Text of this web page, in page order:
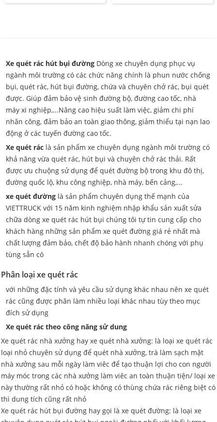
Xe quét rác hút bụi đường Dòng xe chuyên dụng phục vụ
ngành môi trường có các chức năng chính là phun nước chống
bụi, quét rác, hút bụi đường, chứa và chuyên chở rác, bụi quét
được. Giúp đảm bảo vệ sinh đường bộ, đường cao tốc, nhà
máy xi nghiệp,...Nâng cao hiệu suất làm việc, giảm chi phí
nhân công, đảm bảo an toàn giao thông, giảm thiểu tại nạn lao
động ở các tuyến đường cao tốc.
Xe quét rác là sản phẩm xe chuyên dụng ngành môi trường có
khả năng vừa quét rác, hút bụi và chuyên chở rác thải. Rất
được ưu chuộng sử dụng để quét đường bộ trong khu đô thị,
đường quốc lộ, khu công nghiệp, nhà máy, bến cảng,...
xe quét đường là sản phẩm chuyên dụng thế mạnh của
VIETTRUCK với 15 năm kinh nghiệm nhập khẩu sản xuất sửa
chữa dòng xe quét rác hút bụi chúng tôi tự tin cung cấp cho
khách hàng những sản phẩm xe quét đường giá rẻ nhất mà
chất lượng đảm bảo, chết độ bảo hành nhanh chóng với phụ
tùng sẵn có
Phân loại xe quét rác
với những đặc tính và yêu cầu sử dụng khác nhau nên xe quét
rác cũng được phân làm nhiều loại khác nhau tùy theo mục
đích sử dụng
Xe quét rác theo công năng sử dung
Xe quét rác nhà xưởng hay xe quét nhà xưởng: là loại xe quét rác
loại nhỏ chuyên sử dụng để quét nhà xưởng, trà làm sạch mặt
nhà xưởng sau mỗi ngày làm viêc để tạo thuận lợi cho con người
máy móc trong các nhà xưởng làm viêc an toàn thuận tiện/ loại xe
này thường rất nhỏ có hoặc không có thùng chứa rác riêng biệt có
thì dung tích cũng rất nhỏ
Xe quét rác hút bụi đường hay gọi là xe quét đường: là loại xe